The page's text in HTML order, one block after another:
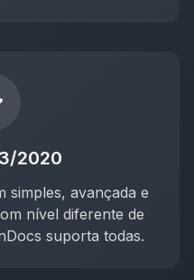
2020
simples, avançada e
nível diferente de
suporta todas.